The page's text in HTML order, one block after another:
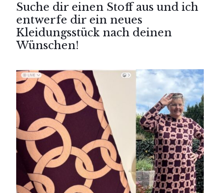
Suche dir einen Stoff aus und ich
entwerfe dir ein neues
Kleidungsstück nach deinen
Wünschen!